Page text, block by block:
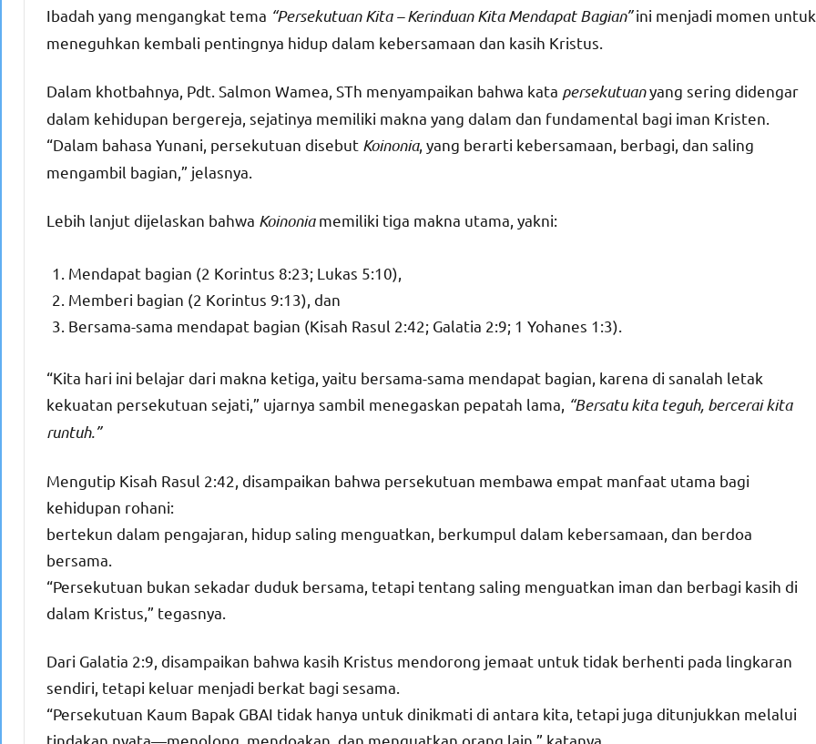
Ibadah yang mengangkat tema “Persekutuan Kita – Kerinduan Kita Mendapat Bagian”ini menjadi momen untuk
meneguhkan kembali pentingnya hidup dalam kebersamaan dan kasih Kristus.
Dalam khotbahnya, Pdt. Salmon Wamea, STh menyampaikan bahwa kata persekutuanyang sering didengar
dalam kehidupan bergereja, sejatinya memiliki makna yang dalam dan fundamental bagi iman Kristen.
“Dalam bahasa Yunani, persekutuan disebut Koinonia, yang berarti kebersamaan, berbagi, dan saling
mengambil bagian,” jelasnya.
Lebih lanjut dijelaskan bahwa Koinoniamemiliki tiga makna utama, yakni:
Mendapat bagian (2 Korintus 8:23; Lukas 5:10),
Memberi bagian (2 Korintus 9:13), dan
Bersama-sama mendapat bagian (Kisah Rasul 2:42; Galatia 2:9; 1 Yohanes 1:3).
“Kita hari ini belajar dari makna ketiga, yaitu bersama-sama mendapat bagian, karena di sanalah letak
kekuatan persekutuan sejati,” ujarnya sambil menegaskan pepatah lama, “Bersatu kita teguh, bercerai kita
runtuh.”
Mengutip Kisah Rasul 2:42, disampaikan bahwa persekutuan membawa empat manfaat utama bagi
kehidupan rohani:
bertekun dalam pengajaran, hidup saling menguatkan, berkumpul dalam kebersamaan, dan berdoa
bersama.
“Persekutuan bukan sekadar duduk bersama, tetapi tentang saling menguatkan iman dan berbagi kasih di
dalam Kristus,” tegasnya.
Dari Galatia 2:9, disampaikan bahwa kasih Kristus mendorong jemaat untuk tidak berhenti pada lingkaran
sendiri, tetapi keluar menjadi berkat bagi sesama.
“Persekutuan Kaum Bapak GBAI tidak hanya untuk dinikmati di antara kita, tetapi juga ditunjukkan melalui
tindakan nyata—menolong, mendoakan, dan menguatkan orang lain,” katanya.